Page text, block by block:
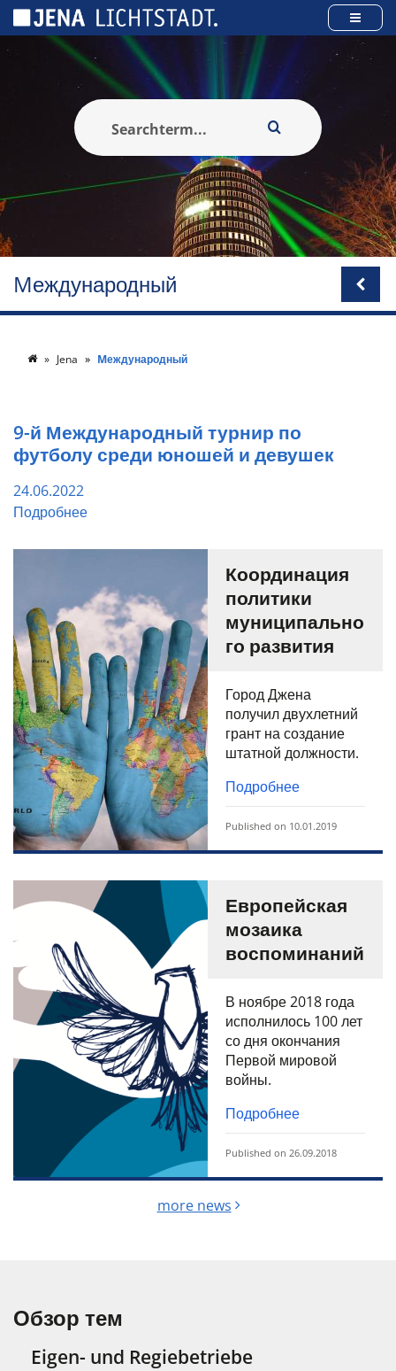
Mеждународный
Jena Mеждународный
9-й Международный турнир по
футболу среди юношей и девушек
24.06.2022
Подробнее
more news
Координация
политики
муниципально
го развития
Город Джена
получил двухлетний
грант на создание
штатной должности.
Подробнее
Published on 10.01.2019
Европейская
мозаика
воспоминаний
В ноябре 2018 года
исполнилось 100 лет
со дня окончания
Первой мировой
войны.
Подробнее
Published on 26.09.2018
Обзор тем
Eigen- und Regiebetriebe
Панель управления cookies